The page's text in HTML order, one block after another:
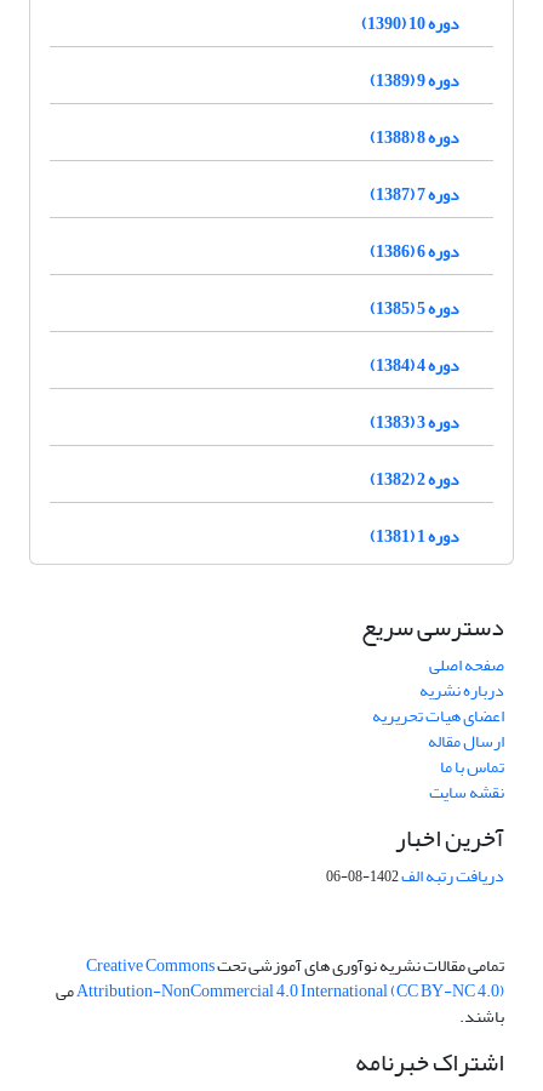
دوره 10 (1390)
دوره 9 (1389)
دوره 8 (1388)
دوره 7 (1387)
دوره 6 (1386)
دوره 5 (1385)
دوره 4 (1384)
دوره 3 (1383)
دوره 2 (1382)
دوره 1 (1381)
دسترسی سریع
صفحه اصلی
درباره نشریه
اعضای هیات تحریریه
ارسال مقاله
تماس با ما
نقشه سایت
آخرین اخبار
دریافت رتبه الف1402-08-06
تمامی مقالات نشریه نوآوری های آموزشی تحتCreative Commons
Attribution-NonCommercial 4.0 International (CC BY-NC 4.0)می
باشند.
اشتراک خبرنامه